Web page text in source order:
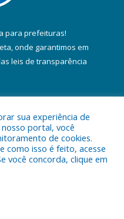
para prefeituras!
onde garantimos em
leis de transparência
Municipal de Colares.
sua experiência de
portal, você
de cookies.
como isso é feito, acesse
você concorda, clique em